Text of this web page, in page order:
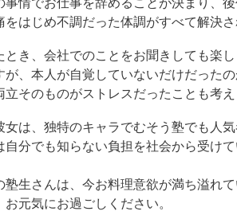
事情でお仕事を辞めることが決まり、
はじめ不調だった体調がすべて解決さ
き、会社でのことをお聞きしても楽
、本人が自覚していないだけだったの
そのものがストレスだったことも考え
は、独特のキャラでむそう塾でも人気
分でも知らない負担を社会から受け
生さんは、今お料理意欲が満ち溢れて
元気にお過ごしください。